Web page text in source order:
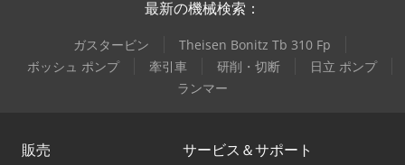
最新の機械検索：
ガスタービン
Theisen Bonitz Tb 310 Fp
ボッシュ ポンプ
牽引車 研削・切断
日立 ポンプ
ランマー
販売 サービス＆サポート